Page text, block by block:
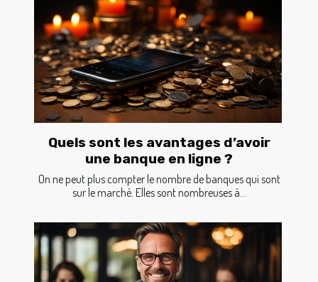
Quels sont les avantages d’avoir
une banque en ligne ?
On ne peut plus compter le nombre de banques qui sont
sur le marché. Elles sont nombreuses à...